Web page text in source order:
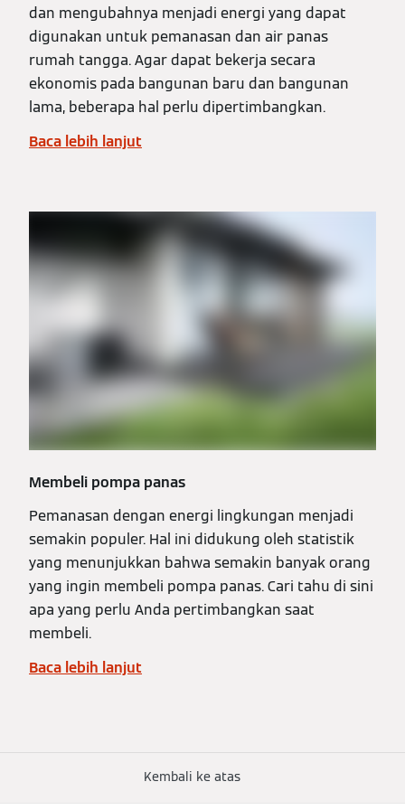
dan mengubahnya menjadi energi yang dapat
digunakan untuk pemanasan dan air panas
rumah tangga. Agar dapat bekerja secara
ekonomis pada bangunan baru dan bangunan
lama, beberapa hal perlu dipertimbangkan.
Baca lebih lanjut
Membeli pompa panas
Pemanasan dengan energi lingkungan menjadi
semakin populer. Hal ini didukung oleh statistik
yang menunjukkan bahwa semakin banyak orang
yang ingin membeli pompa panas. Cari tahu di sini
apa yang perlu Anda pertimbangkan saat
membeli.
Baca lebih lanjut
Kembali ke atas